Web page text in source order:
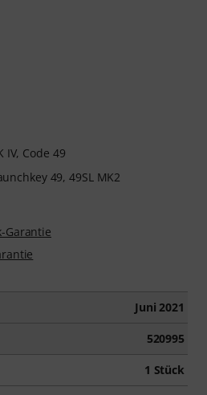
IV, Code 49
49, 49SL MK2
Garantie
Juni 2021
520995
1 Stück